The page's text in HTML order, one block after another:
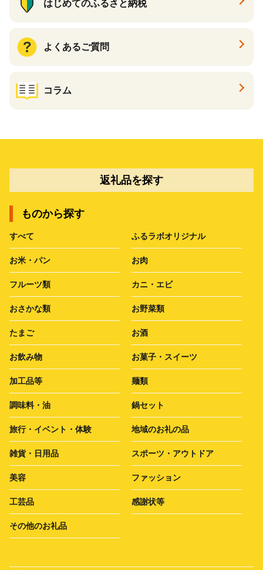
はじめてのふるさと納税
よくあるご質問
コラム
返礼品を探す
ものから探す
すべて ふるラボオリジナル
お米・パン お肉
フルーツ類 カニ・エビ
おさかな類 お野菜類
たまご お酒
お飲み物 お菓子・スイーツ
加工品等 麺類
調味料・油 鍋セット
旅行・イベント・体験 地域のお礼の品
雑貨・日用品 スポーツ・アウトドア
美容 ファッション
工芸品 感謝状等
その他のお礼品